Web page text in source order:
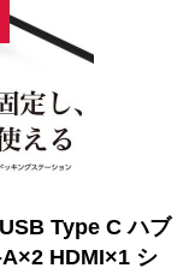
Type C ハブ
HDMI×1 シ